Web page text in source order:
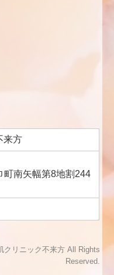
来方
町南矢幅第8地割244
クリニック不来方 All Rights
Reserved.